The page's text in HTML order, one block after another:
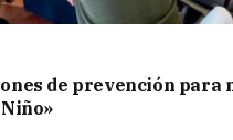
de prevención para